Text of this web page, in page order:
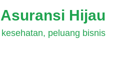
Asuransi Hijau
peluang bisnis